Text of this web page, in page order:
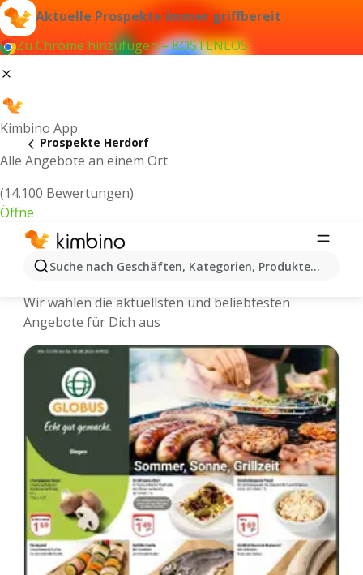
Aktuelle Prospekte immer griffbereit
Zu Chrome hinzufügen – KOSTENLOS
Kimbino App
Alle Angebote an einem Ort
(14.100 Bewertungen)
Öffne
Suche nach Geschäften, Kategorien, Produkten...
Prospekte Herdorf
Herdorf - Neuste Prospekte und
Wir wählen die aktuellsten und beliebtesten
Angebote für Dich aus